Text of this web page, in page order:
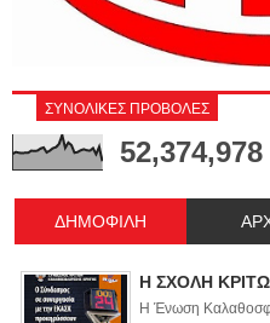
ΣΥΝΟΛΙΚΕΣ ΠΡΟΒΟΛΕΣ
52,374,978
ΔΗΜΟΦΙΛΗ
Η ΣΧΟΛΗ
Η Ένωση